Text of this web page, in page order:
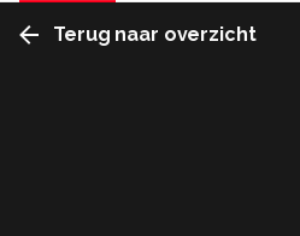
Terug naar overzicht